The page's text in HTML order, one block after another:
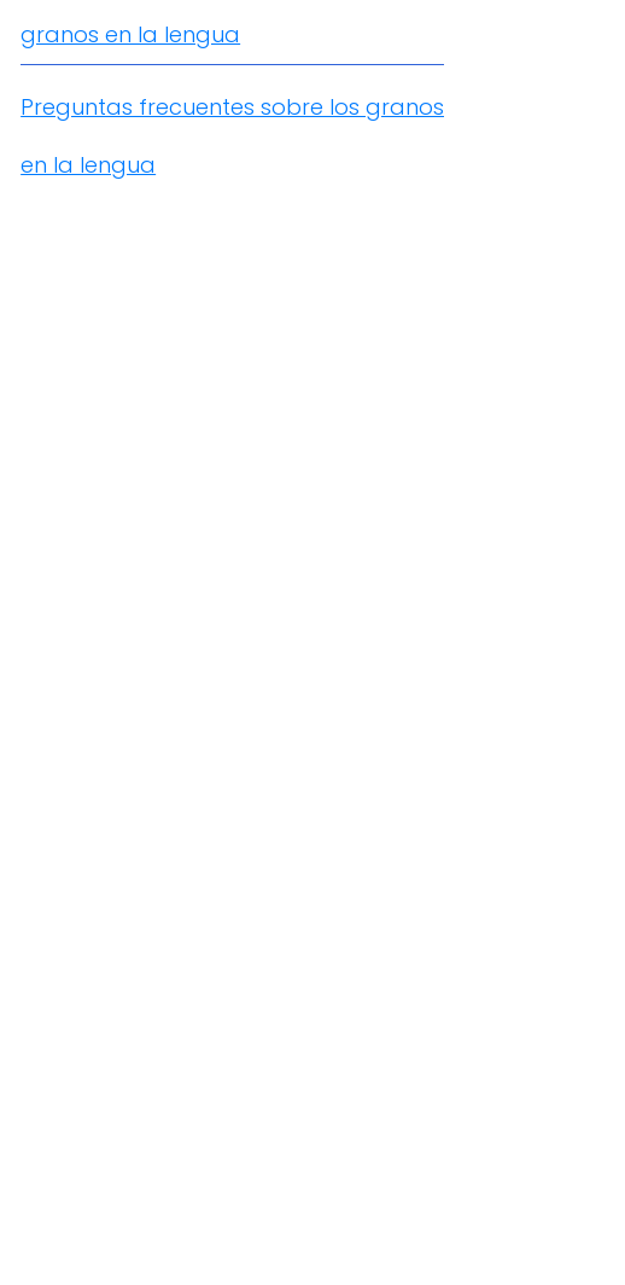
granos en la lengua
Preguntas frecuentes sobre los granos
en la lengua